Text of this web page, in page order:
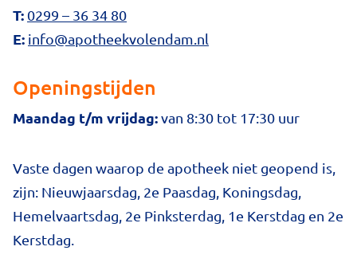
T: 0299 – 36 34 80
E: info@apotheekvolendam.nl
Openingstijden
Maandag t/m vrijdag:van 8:30 tot 17:30 uur
Vaste dagen waarop de apotheek niet geopend is,
zijn: Nieuwjaarsdag, 2e Paasdag, Koningsdag,
Hemelvaartsdag, 2e Pinksterdag, 1e Kerstdag en 2e
Kerstdag.